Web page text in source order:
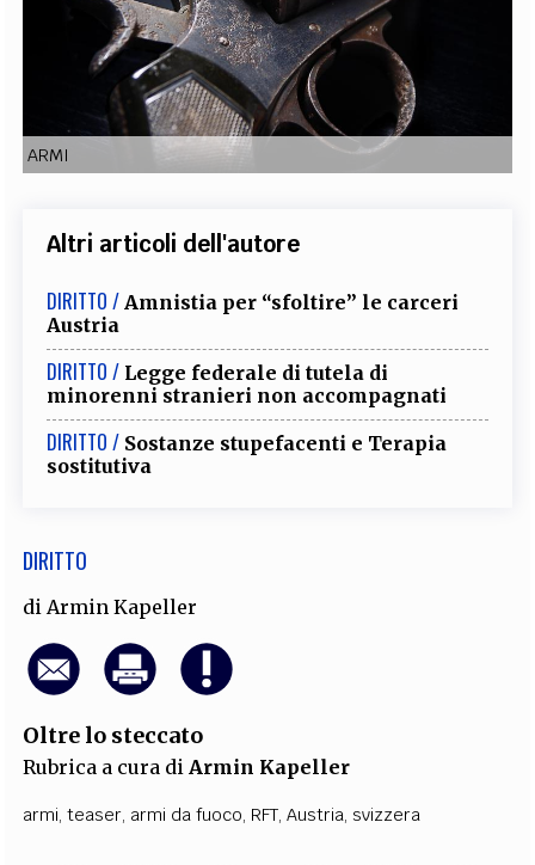
EXTRA
RUBRICHE LIBRI PROCEEDINGS PUBBLICITÀ
SOCIAL MEDIA
ARMI
Altri articoli dell'autore
DIRITTO / Amnistia per “sfoltire” le carceri
Austria
DIRITTO / Legge federale di tutela di
minorenni stranieri non accompagnati
DIRITTO / Sostanze stupefacenti e Terapia
sostitutiva
DIRITTO
di Armin Kapeller
Oltre lo steccato
Rubrica a cura di Armin Kapeller
armi,teaser, armi da fuoco, RFT,Austria,svizzera